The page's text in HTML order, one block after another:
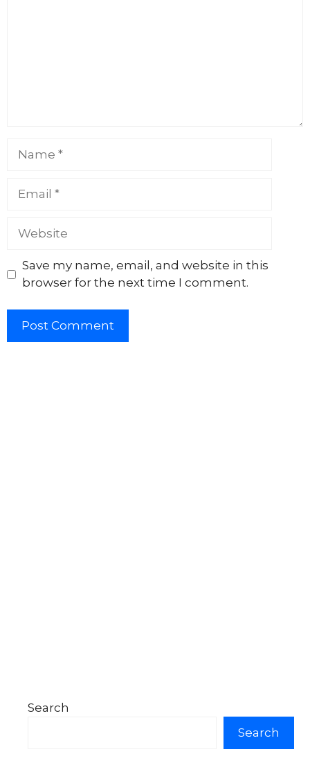
Website
Save my name, email, and website in this
browser for the next time I comment.
Search
Search